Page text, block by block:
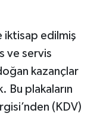
iktisap edilmiş
ve servis
kazançlar
Bu plakaların
(KDV)